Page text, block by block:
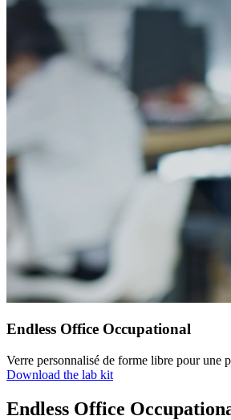
Endless Office Occupational
Verre personnalisé de forme libre pour une
Download the lab kit
Endless Office